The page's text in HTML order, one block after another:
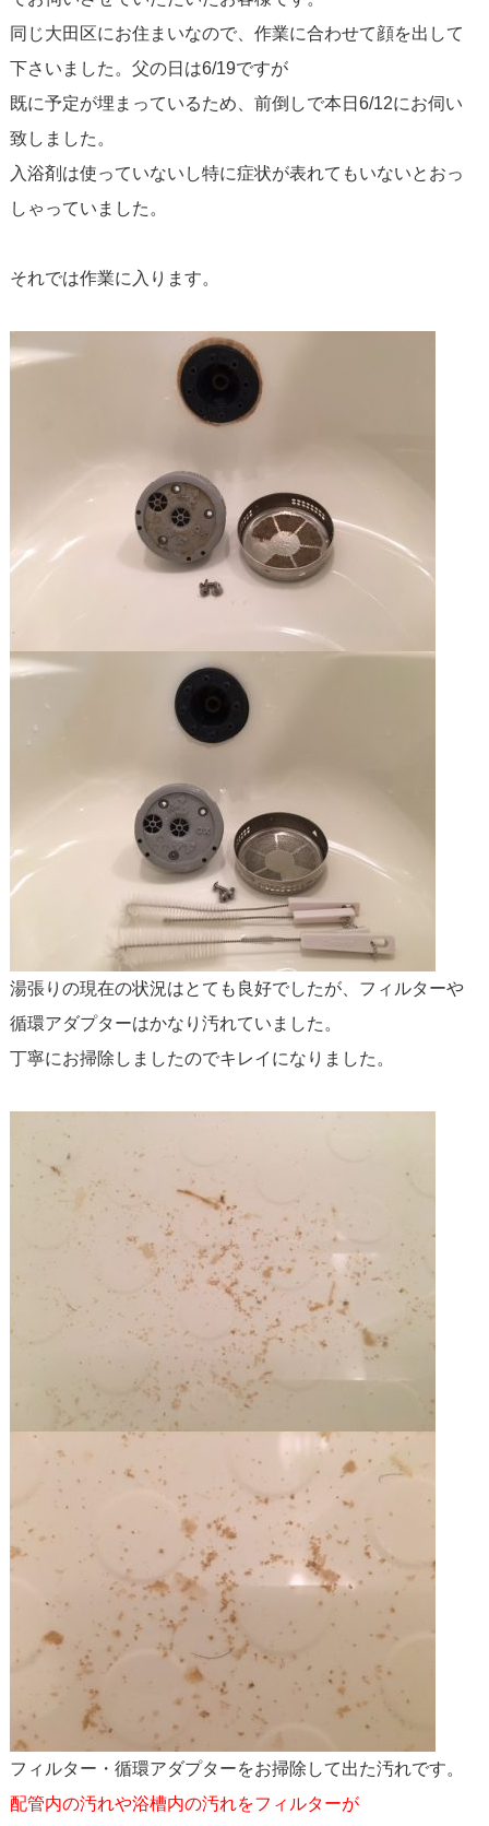
同じ大田区にお住まいなので、作業に合わせて顔を出して
下さいました。父の日は6/19ですが
既に予定が埋まっているため、前倒しで本日6/12にお伺い
致しました。
入浴剤は使っていないし特に症状が表れてもいないとおっ
しゃっていました。
それでは作業に入ります。
湯張りの現在の状況はとても良好でしたが、フィルターや
循環アダプターはかなり汚れていました。
丁寧にお掃除しましたのでキレイになりました。
フィルター・循環アダプターをお掃除して出た汚れです。
配管内の汚れや浴槽内の汚れをフィルターが